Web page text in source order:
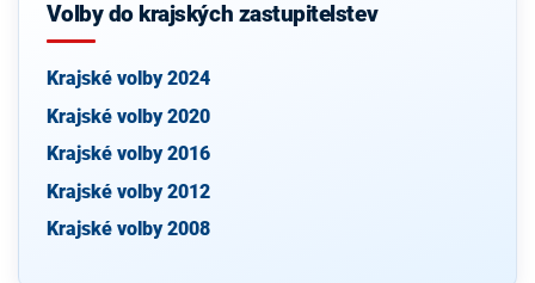
Volby do krajských zastupitelstev
Krajské volby 2024
Krajské volby 2020
Krajské volby 2016
Krajské volby 2012
Krajské volby 2008